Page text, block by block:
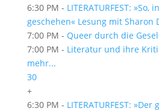
6:30 PM - LITERATURFEST: »So,
geschehen« Lesung mit Sharon
7:00 PM - Queer durch die
7:00 PM - Literatur und ihre
mehr...
30
+
6:30 PM - LITERATURFEST: